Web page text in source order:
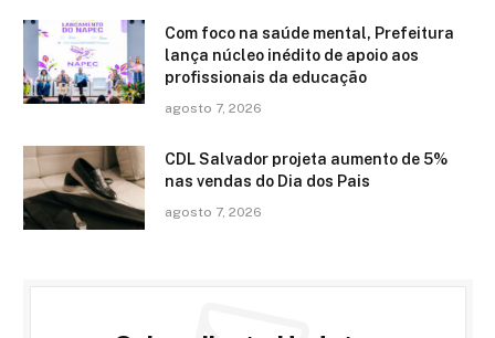
Com foco na saúde mental, Prefeitura
lança núcleo inédito de apoio aos
profissionais da educação
agosto 7, 2026
CDL Salvador projeta aumento de 5%
nas vendas do Dia dos Pais
agosto 7, 2026